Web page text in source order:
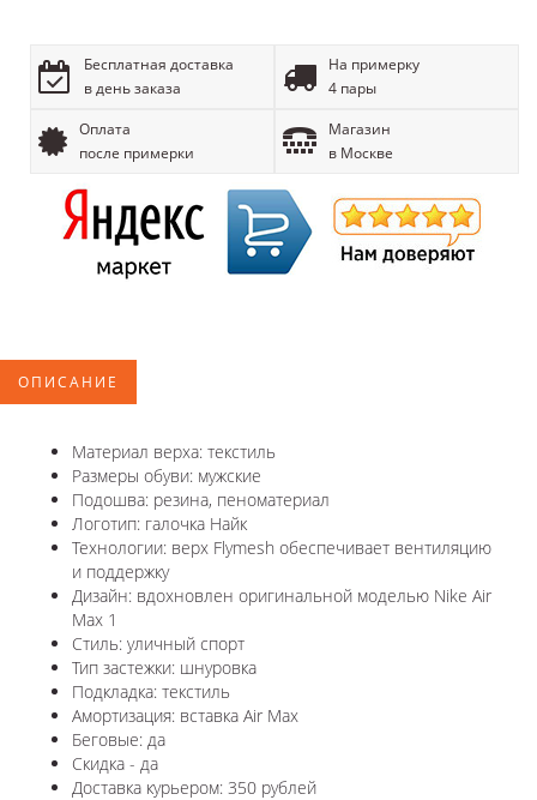
Бесплатная доставка
в день заказа
На примерку
4 пары
Оплата
после примерки
Магазин
в Москве
ОПИСАНИЕ
Материал верха: текстиль
Размеры обуви: мужские
Подошва: резина, пеноматериал
Логотип: галочка Найк
Технологии: верх Flymesh обеспечивает вентиляцию
и поддержку
Дизайн: вдохновлен оригинальной моделью Nike Air
Max 1
Стиль: уличный спорт
Тип застежки: шнуровка
Подкладка: текстиль
Амортизация: вставка Air Max
Беговые: да
Скидка - да
Доставка курьером: 350 рублей